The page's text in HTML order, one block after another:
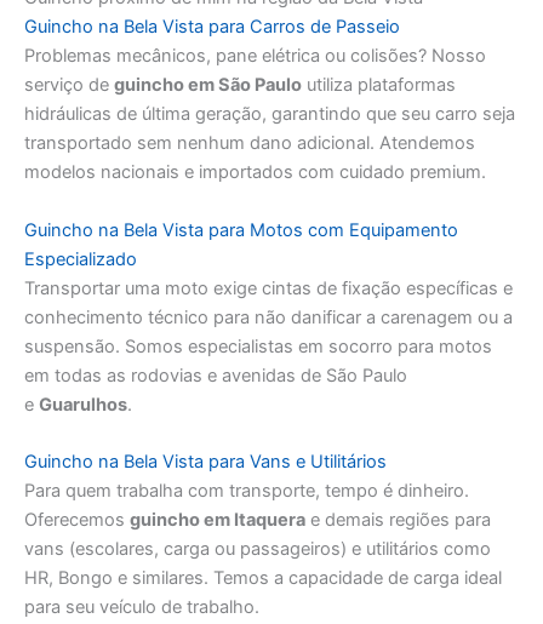
Guincho na Bela Vista para Carros de Passeio
Problemas mecânicos, pane elétrica ou colisões? Nosso
serviço de guincho em São Paulo utiliza plataformas
hidráulicas de última geração, garantindo que seu carro seja
transportado sem nenhum dano adicional. Atendemos
modelos nacionais e importados com cuidado premium.
Guincho na Bela Vista para Motos com Equipamento
Especializado
Transportar uma moto exige cintas de fixação específicas e
conhecimento técnico para não danificar a carenagem ou a
suspensão. Somos especialistas em socorro para motos
em todas as rodovias e avenidas de São Paulo
e Guarulhos.
Guincho na Bela Vista para Vans e Utilitários
Para quem trabalha com transporte, tempo é dinheiro.
Oferecemos guincho em Itaquera e demais regiões para
vans (escolares, carga ou passageiros) e utilitários como
HR, Bongo e similares. Temos a capacidade de carga ideal
para seu veículo de trabalho.